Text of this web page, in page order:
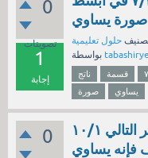
0
تصويتات
1
إجابة
صورة يساوي
حلول تعليمية
ناتج قسمة ٧
صورة
يساوي
0
عند تقريب الكسر التالي ١٠/١
يساوي